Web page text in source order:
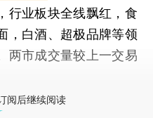
行业板块全线飘红，食
，白酒、超极品牌等领
两市成交量较上一交易
阅后继续阅读